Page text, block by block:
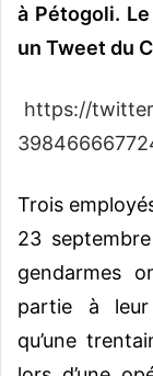
à Pétogoli.
un Tweet du
https://
Trois
23
gendarmes
partie à leur
qu’une